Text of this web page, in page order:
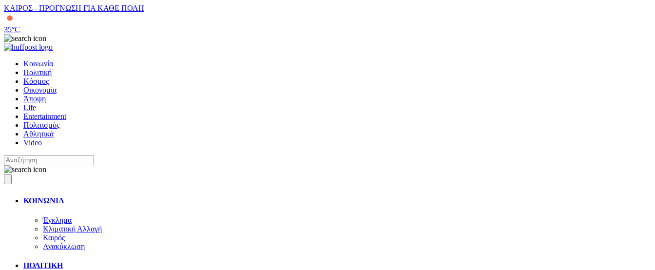
ΚΑΙΡΟΣ - ΠΡΟΓΝΩΣΗ ΓΙΑ ΚΑΘΕ ΠΟΛΗ
35°C
Κοινωνία
Πολιτική
Κόσμος
Οικονομία
Άποψη
Life
Entertainment
Πολιτισμός
Αθλητικά
Video
ΚΟΙΝΩΝΙΑ
Έγκλημα
Κλιματική Αλλαγή
Καιρός
Ανακύκλωση
ΠΟΛΙΤΙΚΗ